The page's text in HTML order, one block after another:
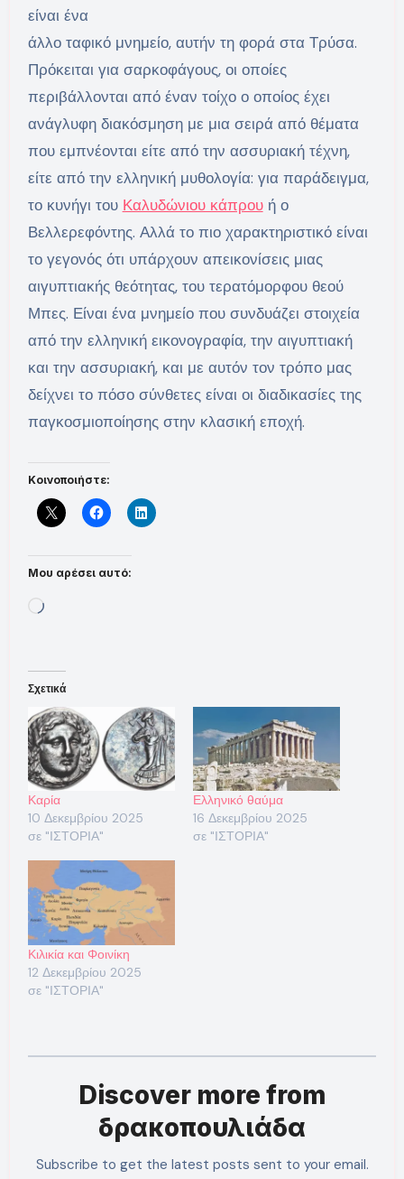
είναι ένα
άλλο ταφικό μνημείο, αυτήν τη φορά στα Τρύσα.
Πρόκειται για σαρκοφάγους, οι οποίες
περιβάλλονται από έναν τοίχο ο οποίος έχει
ανάγλυφη διακόσμηση με μια σειρά από θέματα
που εμπνέονται είτε από την ασσυριακή τέχνη,
είτε από την ελληνική μυθολογία: για παράδειγμα,
το κυνήγι του Καλυδώνιου κάπρουή ο
Βελλερεφόντης. Αλλά το πιο χαρακτηριστικό είναι
το γεγονός ότι υπάρχουν απεικονίσεις μιας
αιγυπτιακής θεότητας, του τερατόμορφου θεού
Μπες. Είναι ένα μνημείο που συνδυάζει στοιχεία
από την ελληνική εικονογραφία, την αιγυπτιακή
και την ασσυριακή, και με αυτόν τον τρόπο μας
δείχνει το πόσο σύνθετες είναι οι διαδικασίες της
παγκοσμιοποίησης στην κλασική εποχή.
Κοινοποιήστε:
Μου αρέσει αυτό:
Loading…
Σχετικά
Καρία
10 Δεκεμβρίου 2025
σε "ΙΣΤΟΡΙΑ"
Ελληνικό θαύμα
16 Δεκεμβρίου 2025
σε "ΙΣΤΟΡΙΑ"
Κιλικία και Φοινίκη
12 Δεκεμβρίου 2025
σε "ΙΣΤΟΡΙΑ"
Discover more from
δρακοπουλιάδα
Subscribe to get the latest posts sent to your email.